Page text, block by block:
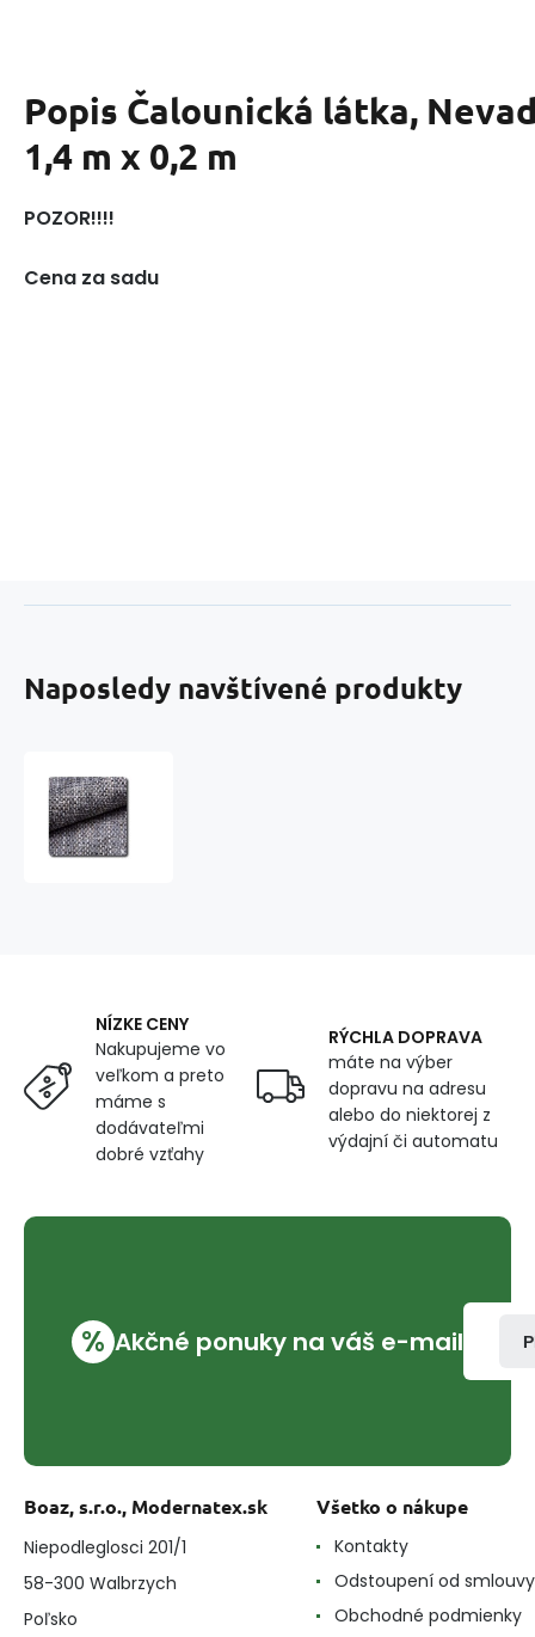
Popis Čalounická látka,
1,4 m x 0,2 m
POZOR!!!!
Cena za sadu
Naposledy navštívené produkty
m
NÍZKE CENY
Nakupujeme vo
veľkom a preto
máme s
dodávateľmi
dobré vzťahy
RÝCHLA DOPRAVA
máte na výber
dopravu na adresu
alebo do niektorej z
výdajní či automatu
% Akčné ponuky na váš e-mail
Boaz, s.r.o., Modernatex.sk
Niepodleglosci 201/1
58-300 Walbrzych
Poľsko
Všetko o nákupe
Kontakty
Odstoupení od smlouvy
Obchodné podmienky